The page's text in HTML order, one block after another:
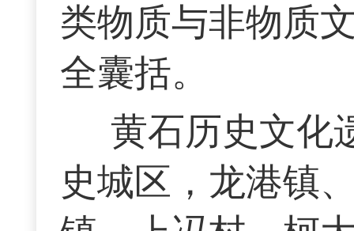
类物质与非物质
全囊括。
黄石历史文化
史城区，龙港镇